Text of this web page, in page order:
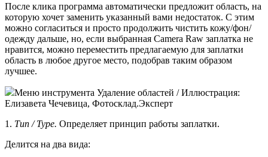
После клика программа автоматически предложит область, на
которую хочет заменить указанный вами недостаток. С этим
можно согласиться и просто продолжить чистить кожу/фон/
одежду дальше, но, если выбранная Camera Raw заплатка не
нравится, можно переместить предлагаемую для заплатки
область в любое другое место, подобрав таким образом
лучшее.
Меню инструмента Удаление областей / Иллюстрация:
Елизавета Чечевица, Фотосклад.Эксперт
1. Тип / Type. Определяет принцип работы заплатки.
Делится на два вида: